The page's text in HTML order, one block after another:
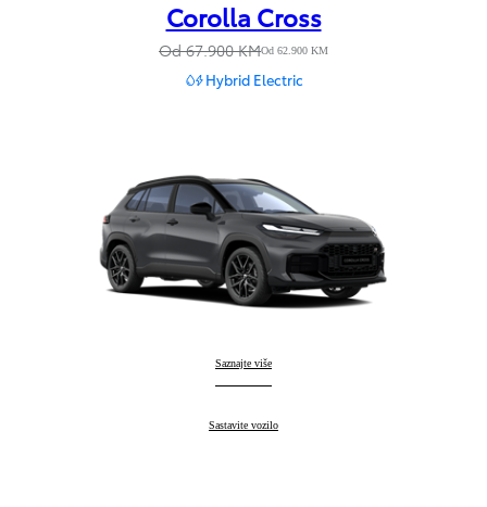
Corolla Cross
Od 67.900 KMOd 62.900 KM
Hybrid Electric
Corolla Cross
Saznajte više
Corolla Cross:
Sastavite vozilo